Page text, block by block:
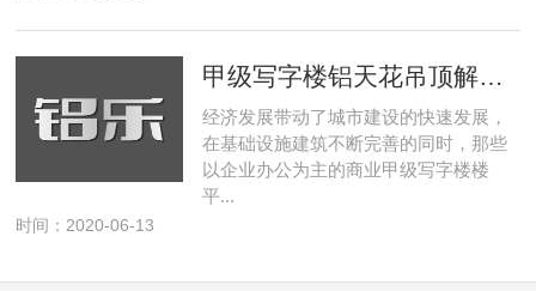
甲级写字楼铝天花吊顶解决方案专家
经济发展带动了城市建设的快速发展，
在基础设施建筑不断完善的同时，那些
以企业办公为主的商业甲级写字楼楼
平...
时间：2020-06-13